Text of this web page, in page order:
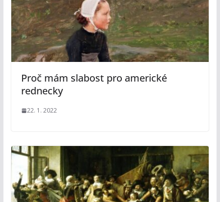
Proč mám slabost pro americké
rednecky
22. 1. 2022